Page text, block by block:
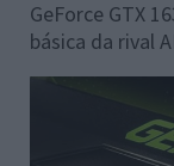
GeForce GTX
básica da rival